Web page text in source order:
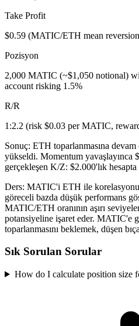
Take Profit
$0.59 (MATIC/ETH mean
Pozisyon
2,000 MATIC (~$1,050 notional)
account risking 1.5%
R/R
1:2.2 (risk $0.03 per MATIC,
Sonuç: ETH toparlanmasına
yükseldi. Momentum yavaşlayınca
gerçekleşen K/Z: $2.000'lık
Ders: MATIC'i ETH ile
göreceli bazda düşük performans
MATIC/ETH oranının aşırı
potansiyeline işaret eder. MATIC'e
toparlanmasını beklemek, düşen
Sık Sorulan Sorular
How do I calculate position size